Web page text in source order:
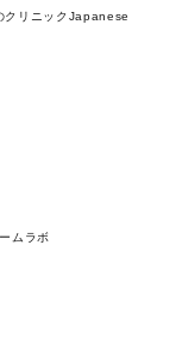
クリニックJapanese
ムラボ